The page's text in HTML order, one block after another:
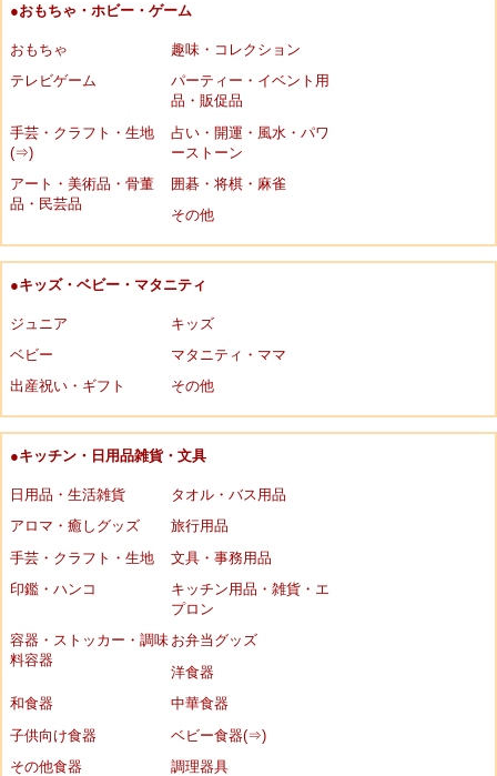
●おもちゃ・ホビー・ゲーム
おもちゃ
趣味・コレクション
テレビゲーム
パーティー・イベント用
品・販促品
手芸・クラフト・生地
(⇒)
占い・開運・風水・パワ
ーストーン
アート・美術品・骨董
品・民芸品
囲碁・将棋・麻雀
その他
●キッズ・ベビー・マタニティ
ジュニア
キッズ
ベビー
マタニティ・ママ
出産祝い・ギフト
その他
●キッチン・日用品雑貨・文具
日用品・生活雑貨
タオル・バス用品
アロマ・癒しグッズ
旅行用品
手芸・クラフト・生地
文具・事務用品
印鑑・ハンコ
キッチン用品・雑貨・エ
プロン
容器・ストッカー・調味
料容器
お弁当グッズ
洋食器
和食器
中華食器
子供向け食器
ベビー食器(⇒)
その他食器
調理器具